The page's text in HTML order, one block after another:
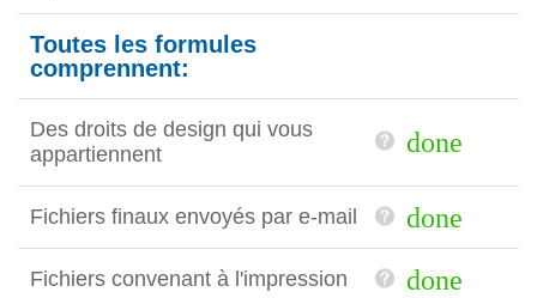
Toutes les formules
comprennent:
Des droits de design qui vous
appartiennent
done
Fichiers finaux envoyés par e-mail done
Fichiers convenant à l'impression done